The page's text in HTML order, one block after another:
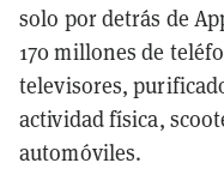
solo por detrás de
170 millones de
televisores,
actividad física,
automóviles.